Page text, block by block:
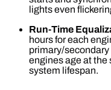
lights even
Run-Time
hours for each
primary/
engines age at the
system lifespan.